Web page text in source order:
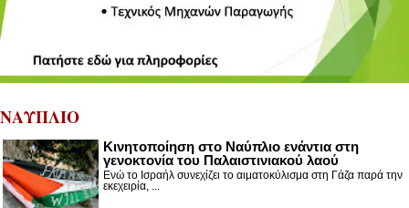
ΝΑΥΠΛΙΟ
Κινητοποίηση στο Ναύπλιο ενάντια στη
γενοκτονία του Παλαιστινιακού λαού
Ενώ το Ισραήλ συνεχίζει το αιματοκύλισμα στη Γάζα παρά την
εκεχειρία, ...